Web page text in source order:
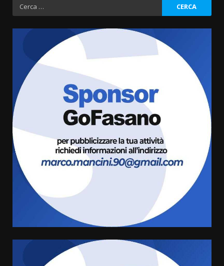
Ricerca
per:
Fasanese ferito a colpi di arma
da fuoco
6 Agosto 2026 18:13
Carta d’identità: continua il piano
di aperture straordinarie del
Comune di Fasano
cittadina di Fratelli d’Italia,
pronta a tornare in Consiglio
comunale